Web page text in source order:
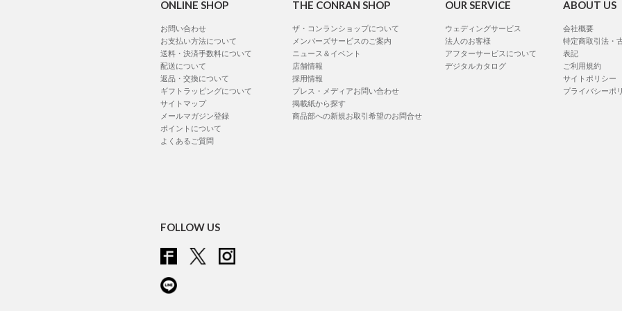
ONLINE SHOP
お問い合わせ
お支払い方法について
送料・決済手数料について
配送について
返品・交換について
ギフトラッピングについて
サイトマップ
メールマガジン登録
ポイントについて
よくあるご質問
THE CONRAN SHOP
ザ・コンランショップについて
メンバーズサービスのご案内
ニュース＆イベント
店舗情報
採用情報
プレス・メディアお問い合わせ
掲載紙から探す
商品部への新規お取引希望のお問合せ
OUR SERVICE
ウェディングサービス
法人のお客様
アフターサービスについて
デジタルカタログ
ABOUT US
会社概要
特定商取引法・
表記
ご利用規約
サイトポリシー
プライバシーポ
FOLLOW US